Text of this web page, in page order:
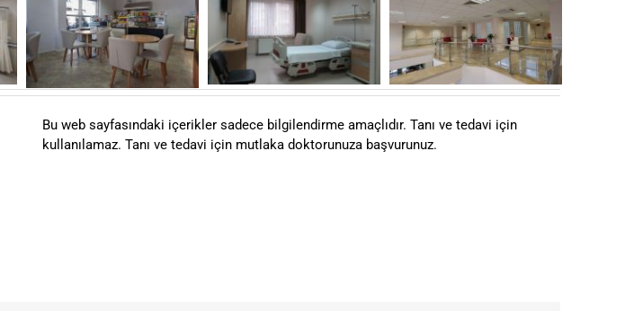
Bu web sayfasındaki içerikler sadece bilgilendirme amaçlıdır. Tanı ve tedavi için
kullanılamaz. Tanı ve tedavi için mutlaka doktorunuza başvurunuz.